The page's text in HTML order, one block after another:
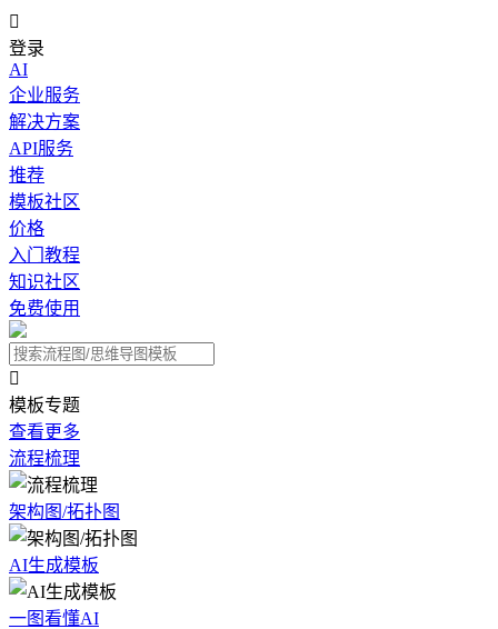

登录
AI
企业服务
解决方案
API服务
推荐
模板社区
价格
入门教程
知识社区
免费使用

模板专题
查看更多
流程梳理
架构图/拓扑图
AI生成模板
一图看懂AI